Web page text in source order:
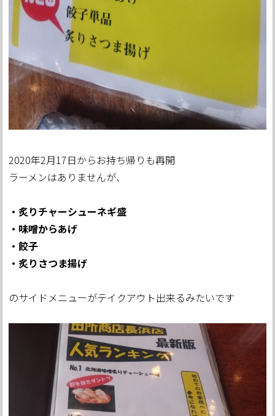
2020年2月17日からお持ち帰りも再開
ラーメンはありませんが、
・炙りチャーシューネギ盛
・味噌からあげ
・餃子
・炙りさつま揚げ
のサイドメニューがテイクアウト出来るみたいです